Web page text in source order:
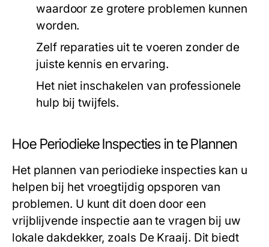
waardoor ze grotere problemen kunnen
worden.
Zelf reparaties uit te voeren zonder de
juiste kennis en ervaring.
Het niet inschakelen van professionele
hulp bij twijfels.
Hoe Periodieke Inspecties in te Plannen
Het plannen van periodieke inspecties kan u
helpen bij het vroegtijdig opsporen van
problemen. U kunt dit doen door een
vrijblijvende inspectie aan te vragen bij uw
lokale dakdekker, zoals De Kraaij. Dit biedt